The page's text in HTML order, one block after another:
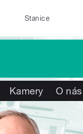
Stanice
Kamery O nás